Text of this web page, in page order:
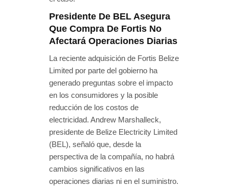
Presidente De BEL Asegura
Que Compra De Fortis No
Afectará Operaciones Diarias
La reciente adquisición de Fortis Belize
Limited por parte del gobierno ha
generado preguntas sobre el impacto
en los consumidores y la posible
reducción de los costos de
electricidad. Andrew Marshalleck,
presidente de Belize Electricity Limited
(BEL), señaló que, desde la
perspectiva de la compañía, no habrá
cambios significativos en las
operaciones diarias ni en el suministro.